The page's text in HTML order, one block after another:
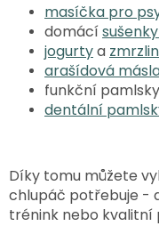
masíčka pro
domácí
jogurtya
arašídová
funkční
dentální
Díky tomu můžete
chlupáč potřebuje -
trénink nebo kvalitní